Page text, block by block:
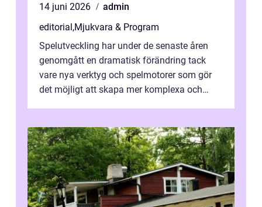
14 juni 2026
admin
editorial,Mjukvara & Program
Spelutveckling har under de senaste åren
genomgått en dramatisk förändring tack
vare nya verktyg och spelmotorer som gör
det möjligt att skapa mer komplexa och